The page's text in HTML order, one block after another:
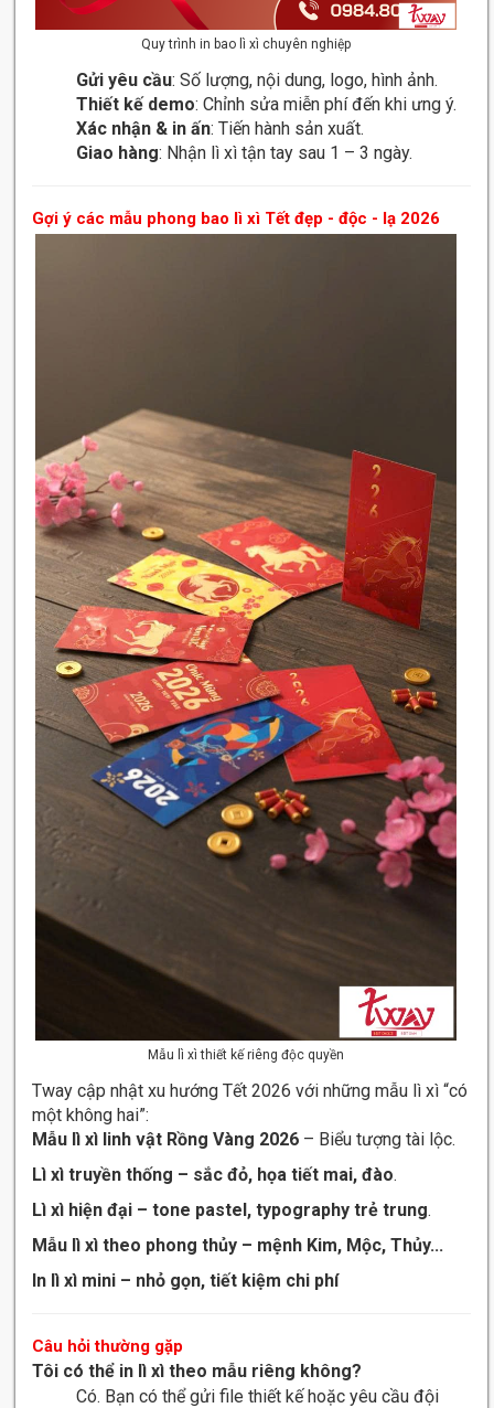
Quy trình in bao lì xì chuyên nghiệp
Gửi yêu cầu: Số lượng, nội dung, logo, hình ảnh.
Thiết kế demo: Chỉnh sửa miễn phí đến khi ưng ý.
Xác nhận & in ấn: Tiến hành sản xuất.
Giao hàng: Nhận lì xì tận tay sau 1 – 3 ngày.
Gợi ý các mẫu phong bao lì xì Tết đẹp - độc - lạ 2026
Mẫu lì xì thiết kế riêng độc quyền
Tway cập nhật xu hướng Tết 2026 với những mẫu lì xì “có
một không hai”:
Mẫu lì xì linh vật Rồng Vàng 2026 – Biểu tượng tài lộc.
Lì xì truyền thống – sắc đỏ, họa tiết mai, đào.
Lì xì hiện đại – tone pastel, typography trẻ trung.
Mẫu lì xì theo phong thủy – mệnh Kim, Mộc, Thủy...
In lì xì mini – nhỏ gọn, tiết kiệm chi phí
Câu hỏi thường gặp
Tôi có thể in lì xì theo mẫu riêng không?
Có. Bạn có thể gửi file thiết kế hoặc yêu cầu đội